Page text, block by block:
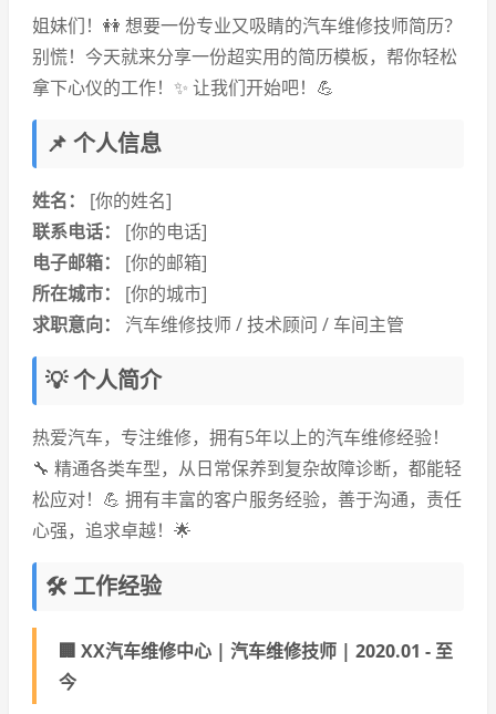
姐妹们！👭 想要一份专业又吸睛的汽车维修技师简历？
别慌！今天就来分享一份超实用的简历模板，帮你轻松
拿下心仪的工作！✨ 让我们开始吧！💪
📌 个人信息
姓名：
[你的姓名]
联系电话：
[你的电话]
电子邮箱：
[你的邮箱]
所在城市：
[你的城市]
求职意向：
汽车维修技师 / 技术顾问 / 车间主管
💡 个人简介
热爱汽车，专注维修，拥有5年以上的汽车维修经验！
🔧 精通各类车型，从日常保养到复杂故障诊断，都能轻
松应对！💪 拥有丰富的客户服务经验，善于沟通，责任
心强，追求卓越！🌟
🛠️ 工作经验
🏢 XX汽车维修中心 | 汽车维修技师 | 2020.01 - 至
今